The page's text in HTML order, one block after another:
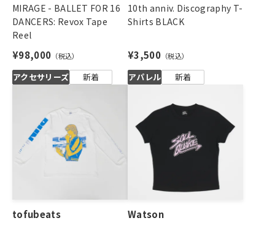
MIRAGE - BALLET FOR 16
DANCERS: Revox Tape
Reel
¥98,000
アクセサリーズ 新着
10th anniv. Discography T-
Shirts BLACK
¥3,500
アパレル 新着
tofubeats Watson